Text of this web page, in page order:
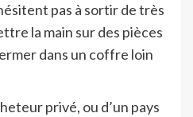
pas à sortir de très
la main sur des pièces
dans un coffre loin
privé, ou d’un pays